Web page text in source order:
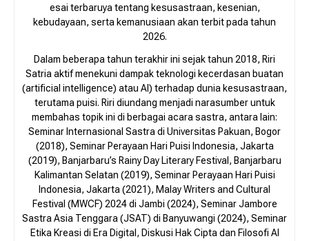
esai terbaruya tentang kesusastraan, kesenian,
kebudayaan, serta kemanusiaan akan terbit pada tahun
2026.
Dalam beberapa tahun terakhir ini sejak tahun 2018, Riri
Satria aktif menekuni dampak teknologi kecerdasan buatan
(artificial intelligence) atau AI) terhadap dunia kesusastraan,
terutama puisi. Riri diundang menjadi narasumber untuk
membahas topik ini di berbagai acara sastra, antara lain:
Seminar Internasional Sastra di Universitas Pakuan, Bogor
(2018), Seminar Perayaan Hari Puisi Indonesia, Jakarta
(2019), Banjarbaru’s Rainy Day Literary Festival, Banjarbaru
Kalimantan Selatan (2019), Seminar Perayaan Hari Puisi
Indonesia, Jakarta (2021), Malay Writers and Cultural
Festival (MWCF) 2024 di Jambi (2024), Seminar Jambore
Sastra Asia Tenggara (JSAT) di Banyuwangi (2024), Seminar
Etika Kreasi di Era Digital, Diskusi Hak Cipta dan Filosofi AI